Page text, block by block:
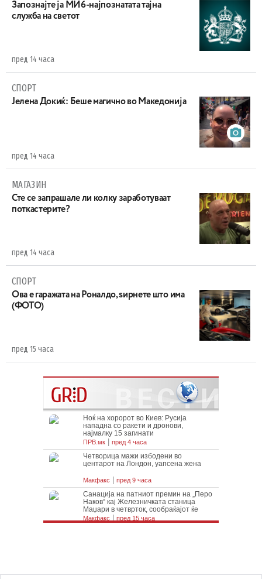
Запознајте ја МИ6-најпознатата тајна
служба на светот
пред 14 часа
СПОРТ
Јелена Докиќ: Беше магично во Македонија
пред 14 часа
МАГАЗИН
Сте се запрашале ли колку заработуваат
поткастерите?
пред 14 часа
СПОРТ
Ова е гаражата на Роналдо, ѕирнете што има
(ФОТО)
пред 15 часа